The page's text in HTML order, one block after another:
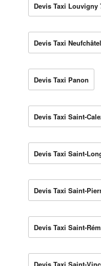
Devis Taxi Louvigny
Devis Taxi
Devis Taxi Panon
Devis Taxi Saint-
Devis Taxi Saint-
Devis Taxi Saint-
Devis Taxi Saint-